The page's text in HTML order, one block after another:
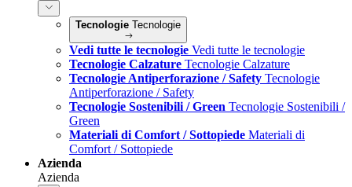
Tecnologie Tecnologie
Vedi tutte le tecnologie Vedi tutte le tecnologie
Tecnologie Calzature Tecnologie Calzature
Tecnologie Antiperforazione / Safety Tecnologie
Antiperforazione / Safety
Tecnologie Sostenibili / Green Tecnologie Sostenibili /
Green
Materiali di Comfort / Sottopiede Materiali di
Comfort / Sottopiede
Azienda
Azienda